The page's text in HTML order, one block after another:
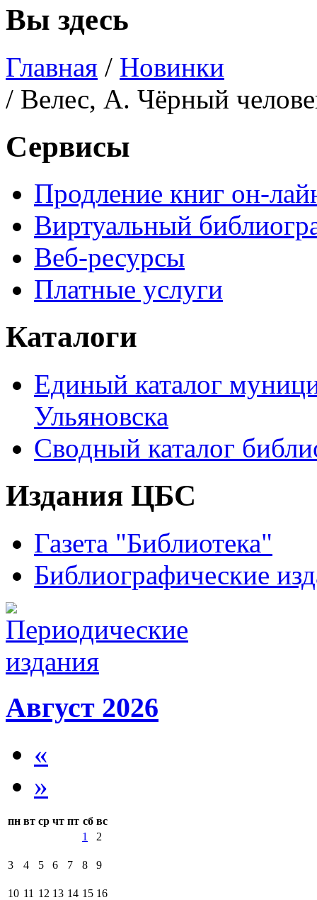
Вы здесь
Главная / Новинки
/ Велес, А. Чёрный
Сервисы
Продление книг он-
Виртуальный
Веб-ресурсы
Платные услуги
Каталоги
Единый каталог
Ульяновска
Сводный каталог
Издания ЦБС
Газета "Библиотека"
Библиографические
Август 2026
«
»
пн вт ср чт пт сб вс
1
2
3 4 5 6 7 8 9
10 11 12 13 14 15 16